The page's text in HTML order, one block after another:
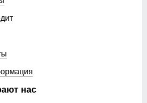
верхняя одежда
нас